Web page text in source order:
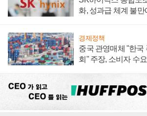
화, 성과급 체계 불만
경제정책
중국 관영매체 "한국
회" 주장, 소비자 수